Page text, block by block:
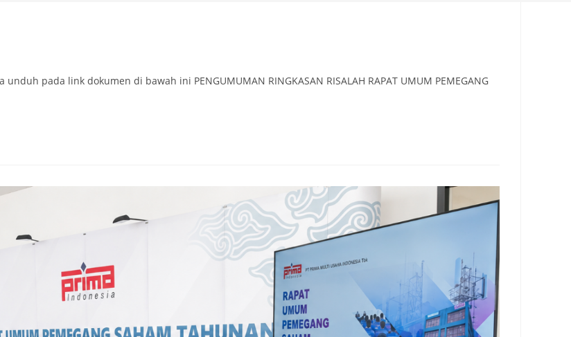
pada link dokumen di bawah ini PENGUMUMAN RINGKASAN RISALAH RAPAT UMUM PEMEGANG